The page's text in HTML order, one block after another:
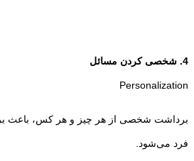
4. شخصی کردن مسائل
Personalization
برداشت شخصی از هر چیز و هر کس، باعث
فرد می‌شود.